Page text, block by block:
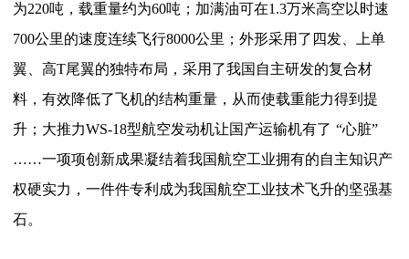
为220吨，载重量约为60吨；加满油可在1.3万米高空以时速
700公里的速度连续飞行8000公里；外形采用了四发、上单
翼、高T尾翼的独特布局，采用了我国自主研发的复合材
料，有效降低了飞机的结构重量，从而使载重能力得到提
升；大推力WS-18型航空发动机让国产运输机有了 “心脏”
……一项项创新成果凝结着我国航空工业拥有的自主知识产
权硬实力，一件件专利成为我国航空工业技术飞升的坚强基
石。